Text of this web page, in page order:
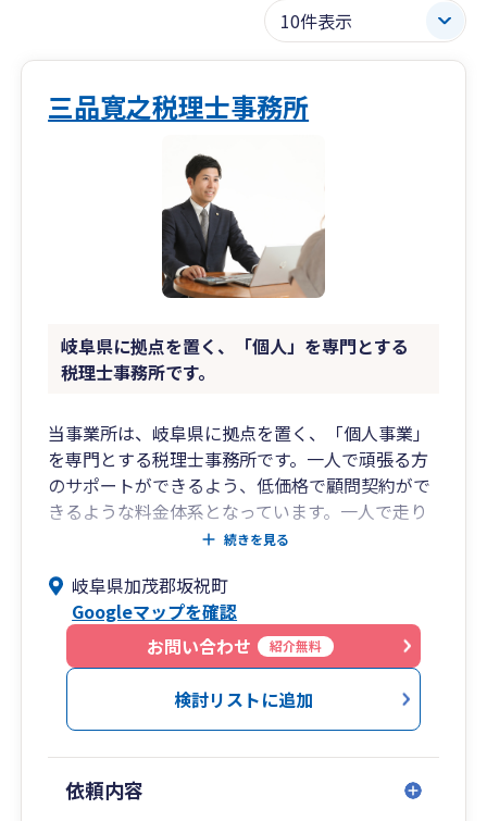
三品寛之税理士事務所
岐阜県に拠点を置く、「個人」を専門とする
税理士事務所です。
当事業所は、岐阜県に拠点を置く、「個人事業」
を専門とする税理士事務所です。一人で頑張る方
のサポートができるよう、低価格で顧問契約がで
きるような料金体系となっています。一人で走り
続けるのは、なかなか難しいものです。常に前向
く、やさしい税理士」を目指しています。
続きを見る
岐阜県加茂郡坂祝町
Googleマップを確認
お問い合わせ
紹介無料
検討リストに追加
依頼内容